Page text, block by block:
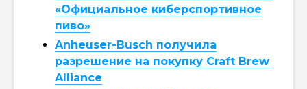
«Официальное киберспортивное
пиво»
Anheuser-Busch получила
разрешение на покупку Craft Brew
Alliance